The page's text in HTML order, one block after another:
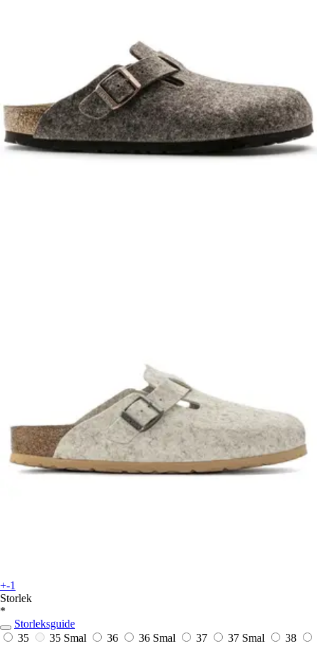
+-1
Storlek
*
Storleksguide
35
35 Smal 36 36 Smal 37 37 Smal 38